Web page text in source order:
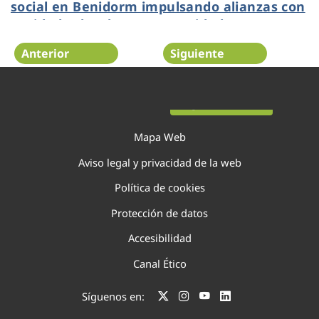
social en Benidorm impulsando alianzas con
entidades locales y oportunidades
educativas y de empleo vinculadas al agua
Anterior Siguiente
Mapa Web
Aviso legal y privacidad de la web
Política de cookies
Protección de datos
Accesibilidad
Canal Ético
Síguenos en: